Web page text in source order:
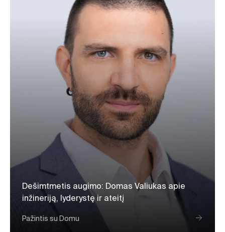
Dešimtmetis augimo: Domas Valiukas apie
inžineriją, lyderystę ir ateitį
Pažintis su Domu